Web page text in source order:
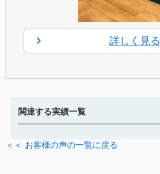
詳しく見る
関連する実績一覧
＜＜ お客様の声の一覧に戻る